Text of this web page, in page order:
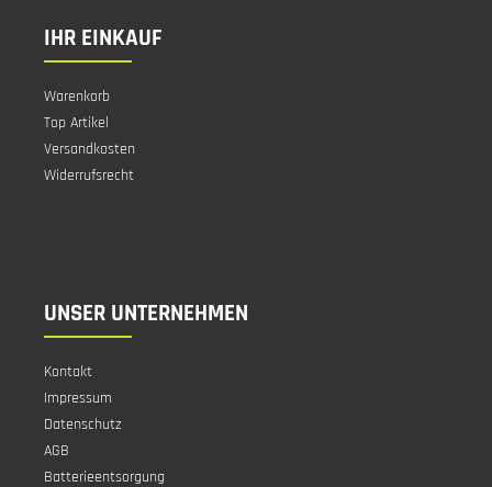
IHR EINKAUF
Warenkorb
Top Artikel
Versandkosten
Widerrufsrecht
UNSER UNTERNEHMEN
Kontakt
Impressum
Datenschutz
AGB
Batterieentsorgung